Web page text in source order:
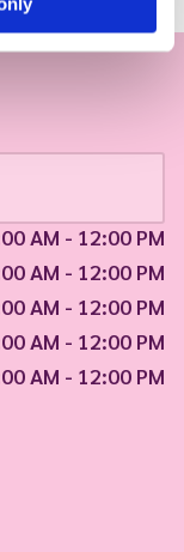
AM - 12:00 PM
AM - 12:00 PM
AM - 12:00 PM
AM - 12:00 PM
AM - 12:00 PM